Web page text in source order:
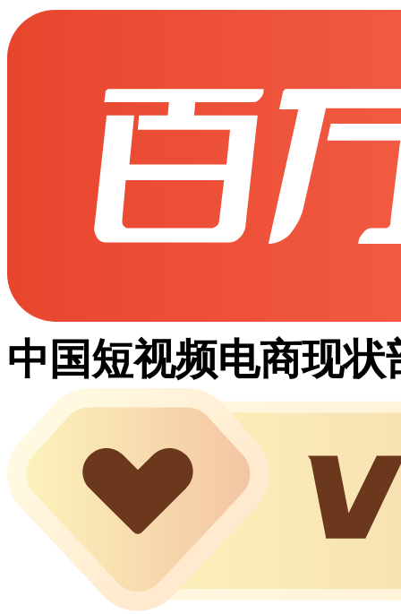
中国短视频电商现状